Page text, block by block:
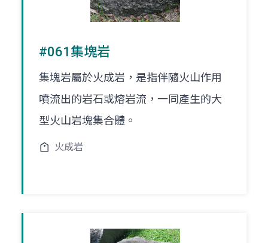
#061集塊岩
集塊岩屬於火成岩，是指伴隨火山作用
噴流出的岩石或熔岩流，一同產生的大
型火山岩塊集合體。
火成岩